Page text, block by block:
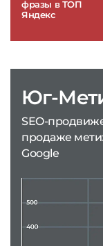
фразы в ТОП
Яндекс
Юг-
SEO-
продаже
Google